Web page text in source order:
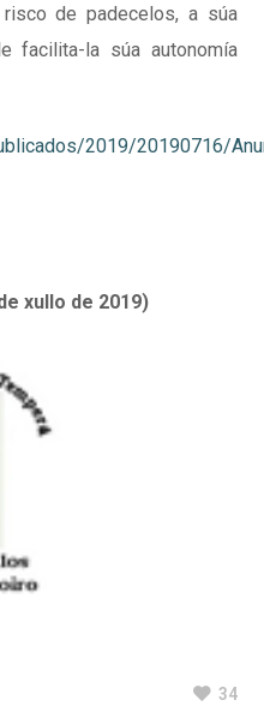
de padecelos, a súa
facilita-la súa autonomía
2019/20190716/
xullo de 2019)
34